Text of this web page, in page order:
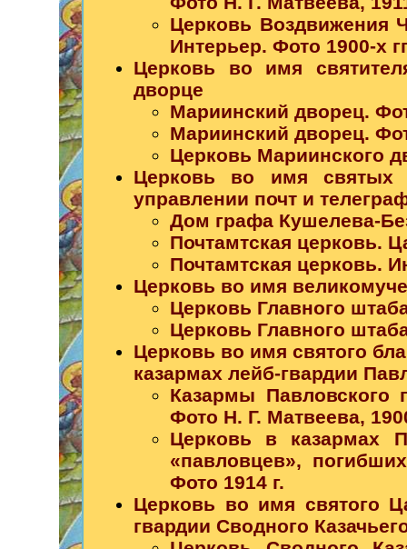
Церковь Воздвижения
Интерьер. Фото 1900-х
Церковь во имя
дворце
Мариинский дворец.
Мариинский дворец.
Церковь Мариинского
Церковь во имя святых
управлении почт и
Дом графа Кушелева-
Почтамтская церковь.
Почтамтская церковь.
Церковь во имя
Церковь Главного
Церковь Главного
Церковь во имя святого
казармах лейб-гвардии
Казармы
Фото Н. Г. Матвеева,
Церковь в казармах
«павловцев»,
Фото 1914 г.
Церковь во имя святого
гвардии Сводного